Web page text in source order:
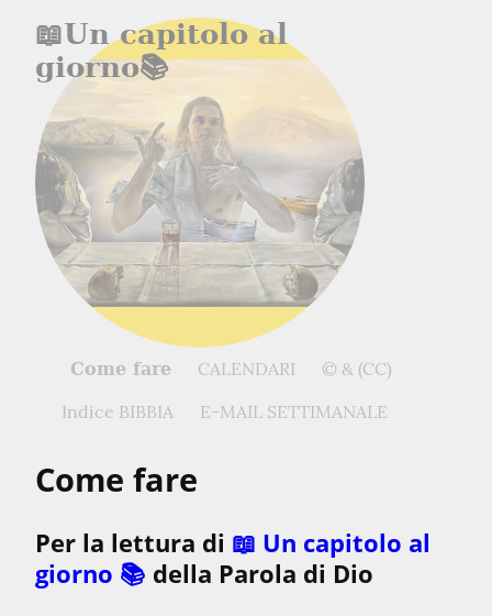
📖Un capitolo al
giorno📚
Come fare CALENDARI
© & (CC)
Indice BIBBIA
E-MAIL SETTIMANALE
Come fare
Per la lettura di 📖 Un capitolo al
giorno 📚 della Parola di Dio